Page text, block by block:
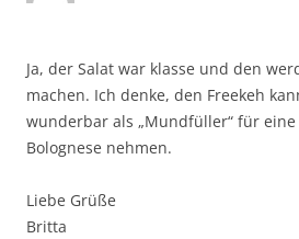
Ja, der Salat war klasse und den
machen. Ich denke, den Freekeh
wunderbar als „Mundfüller“ für eine
Bolognese nehmen.
Liebe Grüße
Britta